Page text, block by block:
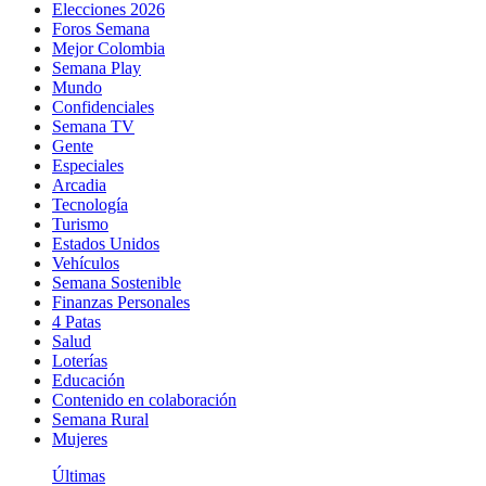
Elecciones 2026
Foros Semana
Mejor Colombia
Semana Play
Mundo
Confidenciales
Semana TV
Gente
Especiales
Arcadia
Tecnología
Turismo
Estados Unidos
Vehículos
Semana Sostenible
Finanzas Personales
4 Patas
Salud
Loterías
Educación
Contenido en colaboración
Semana Rural
Mujeres
Últimas